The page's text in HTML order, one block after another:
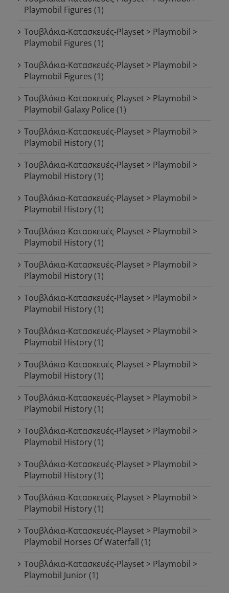
Playmobil Figures (1)
Τουβλάκια-Κατασκευές-Playset > Playmobil >
Playmobil Figures (1)
Τουβλάκια-Κατασκευές-Playset > Playmobil >
Playmobil Figures (1)
Τουβλάκια-Κατασκευές-Playset > Playmobil >
Playmobil Galaxy Police (1)
Τουβλάκια-Κατασκευές-Playset > Playmobil >
Playmobil History(1)
Τουβλάκια-Κατασκευές-Playset > Playmobil >
Playmobil History(1)
Τουβλάκια-Κατασκευές-Playset > Playmobil >
Playmobil History(1)
Τουβλάκια-Κατασκευές-Playset > Playmobil >
Playmobil History(1)
Τουβλάκια-Κατασκευές-Playset > Playmobil >
Playmobil History(1)
Τουβλάκια-Κατασκευές-Playset > Playmobil >
Playmobil History(1)
Τουβλάκια-Κατασκευές-Playset > Playmobil >
Playmobil History(1)
Τουβλάκια-Κατασκευές-Playset > Playmobil >
Playmobil History(1)
Τουβλάκια-Κατασκευές-Playset > Playmobil >
Playmobil History(1)
Τουβλάκια-Κατασκευές-Playset > Playmobil >
Playmobil History(1)
Τουβλάκια-Κατασκευές-Playset > Playmobil >
Playmobil History(1)
Τουβλάκια-Κατασκευές-Playset > Playmobil >
Playmobil History(1)
Τουβλάκια-Κατασκευές-Playset > Playmobil >
Playmobil Horses Of Waterfall (1)
Τουβλάκια-Κατασκευές-Playset > Playmobil >
Playmobil Junior (1)